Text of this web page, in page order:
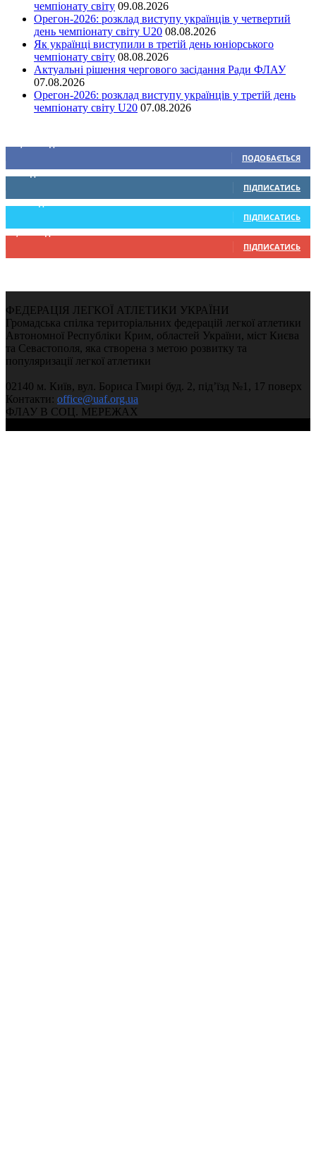
чемпіонату світу 09.08.2026
Орегон-2026: розклад виступу українців у четвертий
день чемпіонату світу U20 08.08.2026
Як українці виступили в третій день юніорського
чемпіонату світу 08.08.2026
Актуальні рішення чергового засідання Ради ФЛАУ
07.08.2026
Орегон-2026: розклад виступу українців у третій день
чемпіонату світу U20 07.08.2026
ПОДОБАЄТЬСЯ
0 Підписників
ПІДПИСАТИСЬ
234 Підписників
ПІДПИСАТИСЬ
9,370 Підписників
ПІДПИСАТИСЬ
ФЕДЕРАЦІЯ ЛЕГКОЇ АТЛЕТИКИ УКРАЇНИ
Громадська спілка територіальних федерацій легкої атлетики
Автономної Республіки Крим, областей України, міст Києва
та Севастополя, яка створена з метою розвитку та
популяризації легкої атлетики
02140 м. Київ, вул. Бориса Гмирі буд. 2, під’їзд №1, 17 поверх
Контакти: office@uaf.org.ua
ФЛАУ В СОЦ. МЕРЕЖАХ